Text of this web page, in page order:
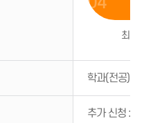
최종
학과(전공)별
추가 신청 :